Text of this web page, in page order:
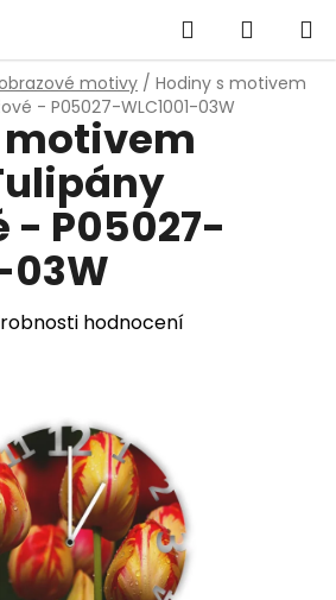
Hledat
KOŠÍK
motivy / Hodiny s motivem
- P05027-WLC1001-03W
motivem
- P05027-
03W
hodnocení